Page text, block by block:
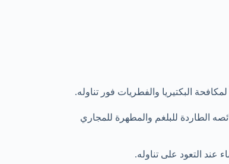
البكتيريا والفطريات فور تناوله.
الطاردة للبلغم والمطهرة للمجاري
عند التعود على تناوله.